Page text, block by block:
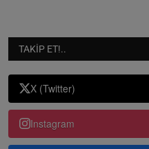
TAKIP ET!..
X (Twitter)
Instagram